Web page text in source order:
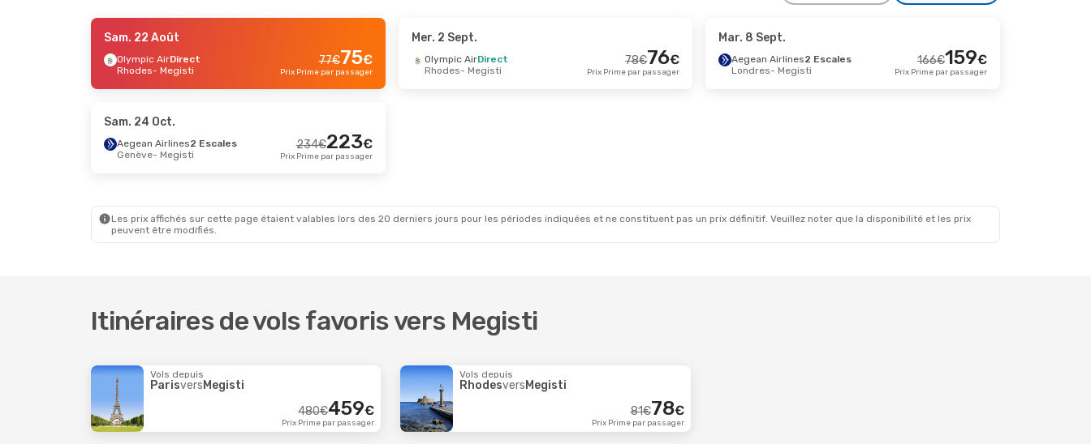
- Dim. 11 Oct.
- Megisti
65
Sam. 19 Sept.
Olympic Air
- Megisti
Lun. 31 Août - Lun. 7 Sept.
Aegean Airlines
2 Escales
Sam. 22 Août
Olympic AirDirect
Rhodes- Megisti
77€75€
Prix Prime par passager
Mer. 2 Sept.
Olympic AirDirect
Rhodes- Megisti
78€76€
Prix Prime par passager
Mar. 8 Sept.
Aegean Airlines2 Escales
Londres- Megisti
166€159€
Prix Prime par passager
Sam. 24 Oct.
Aegean Airlines2 Escales
Genève- Megisti
234€223€
Prix Prime par passager
Les prix affichés sur cette page étaient valables lors des 20 derniers jours pour les périodes indiquées et ne constituent pas un prix définitif. Veuillez noter que la disponibilité et les prix
peuvent être modifiés.
Itinéraires de vols favoris vers Megisti
Vols depuis
ParisversMegisti
480€459€
Prix Prime par passager
Vols depuis
RhodesversMegisti
81€78€
Prix Prime par passager